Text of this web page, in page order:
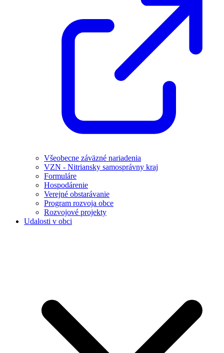
Všeobecne záväzné nariadenia
VZN - Nitriansky samosprávny kraj
Formuláre
Hospodárenie
Verejné obstarávanie
Program rozvoja obce
Rozvojové projekty
Udalosti v obci